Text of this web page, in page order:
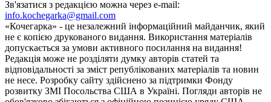
Зв'язатися з редакцією можна через e-mail:
info.kochegarka@gmail.com
«Кочегарка» - це незалежний інформаційний майданчик, який
не є копією друкованого видання. Використання матеріалів
допускається за умови активного посилання на видання!
Редакція може не розділяти думку авторів статей та
відповідальності за зміст републікованих матеріалів та новин
не несе. Розробку сайту здійснено за підтримки Фонду
розвитку ЗМІ Посольства США в Україні. Погляди авторів не